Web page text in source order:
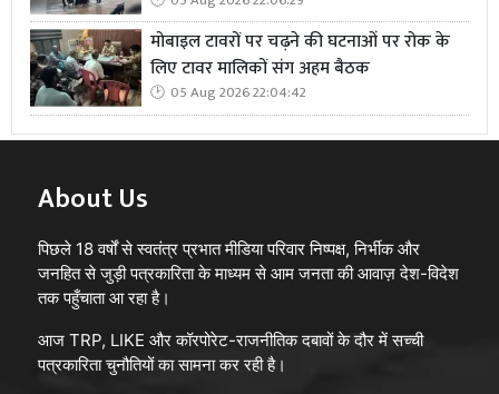
मोबाइल टावरों पर चढ़ने की घटनाओं पर रोक के
लिए टावर मालिकों संग अहम बैठक
05 Aug 2026 22:04:42
About Us
पिछले 18 वर्षों से स्वतंत्र प्रभात मीडिया परिवार निष्पक्ष, निर्भीक और
जनहित से जुड़ी पत्रकारिता के माध्यम से आम जनता की आवाज़ देश-विदेश
तक पहुँचाता आ रहा है।
आज TRP, LIKE और कॉरपोरेट-राजनीतिक दबावों के दौर में सच्ची
पत्रकारिता चुनौतियों का सामना कर रही है।